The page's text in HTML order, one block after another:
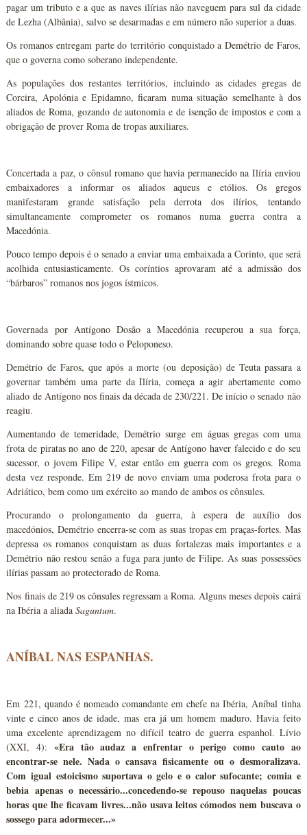
pagar um tributo e a que as naves ilírias não naveguem para sul da cidade
de Lezha (Albânia), salvo se desarmadas e em número não superior a duas.
Os romanos entregam parte do território conquistado a Demétrio de Faros,
que o governa como soberano independente.
As populações dos restantes territórios, incluindo as cidades gregas de
Corcira, Apolónia e Epidamno, ficaram numa situação semelhante à dos
aliados de Roma, gozando de autonomia e de isenção de impostos e com a
obrigação de prover Roma de tropas auxiliares.
Concertada a paz, o cônsul romano que havia permanecido na Ilíria enviou
embaixadores a informar os aliados aqueus e etólios. Os gregos
manifestaram grande satisfação pela derrota dos ilírios, tentando
simultaneamente comprometer os romanos numa guerra contra a
Macedónia.
Pouco tempo depois é o senado a enviar uma embaixada a Corinto, que será
acolhida entusiasticamente. Os coríntios aprovaram até a admissão dos
“bárbaros” romanos nos jogos ístmicos.
Governada por Antígono Dosão a Macedónia recuperou a sua força,
dominando sobre quase todo o Peloponeso.
Demétrio de Faros, que após a morte (ou deposição) de Teuta passara a
governar também uma parte da Ilíria, começa a agir abertamente como
aliado de Antígono nos finais da década de 230/221. De início o senado não
reagiu.
Aumentando de temeridade, Demétrio surge em águas gregas com uma
frota de piratas no ano de 220, apesar de Antígono haver falecido e do seu
sucessor, o jovem Filipe V, estar então em guerra com os gregos. Roma
desta vez responde. Em 219 de novo enviam uma poderosa frota para o
Adriático, bem como um exército ao mando de ambos os cônsules.
Procurando o prolongamento da guerra, à espera de auxílio dos
macedónios, Demétrio encerra-se com as suas tropas em praças-fortes. Mas
depressa os romanos conquistam as duas fortalezas mais importantes e a
Demétrio não restou senão a fuga para junto de Filipe. As suas possessões
ilírias passam ao protectorado de Roma.
Nos finais de 219 os cônsules regressam a Roma. Alguns meses depois cairá
na Ibéria a aliadaSaguntum.
ANÍBAL NAS ESPANHAS.
Em 221, quando é nomeado comandante em chefe na Ibéria, Aníbal tinha
vinte e cinco anos de idade, mas era já um homem maduro. Havia feito
uma excelente aprendizagem no difícil teatro de guerra espanhol. Lívio
(XXI, 4): «Era tão audaz a enfrentar o perigo como cauto ao
encontrar-se nele. Nada o cansava fisicamente ou o desmoralizava.
Com igual estoicismo suportava o gelo e o calor sufocante; comia e
bebia apenas o necessário...concedendo-se repouso naquelas poucas
horas que lhe ficavam livres...não usava leitos cómodos nem buscava o
sossego para adormecer...»